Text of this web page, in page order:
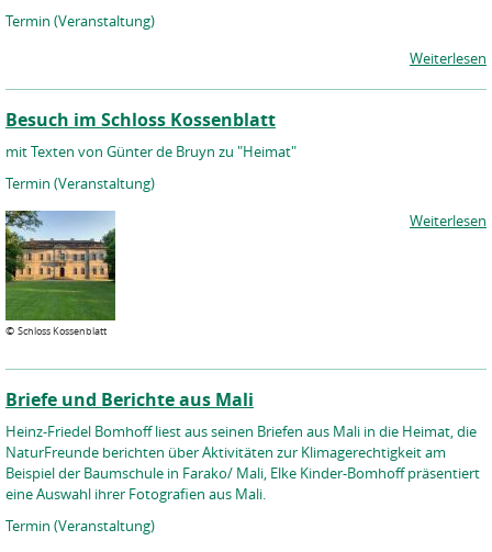
Termin (Veranstaltung)
Weiterlesen
Besuch im Schloss Kossenblatt
mit Texten von Günter de Bruyn zu "Heimat"
Termin (Veranstaltung)
© Schloss Kossenblatt
Weiterlesen
Briefe und Berichte aus Mali
Heinz-Friedel Bomhoff liest aus seinen Briefen aus Mali in die Heimat, die
NaturFreunde berichten über Aktivitäten zur Klimagerechtigkeit am
Beispiel der Baumschule in Farako/ Mali, Elke Kinder-Bomhoff präsentiert
eine Auswahl ihrer Fotografien aus Mali.
Termin (Veranstaltung)